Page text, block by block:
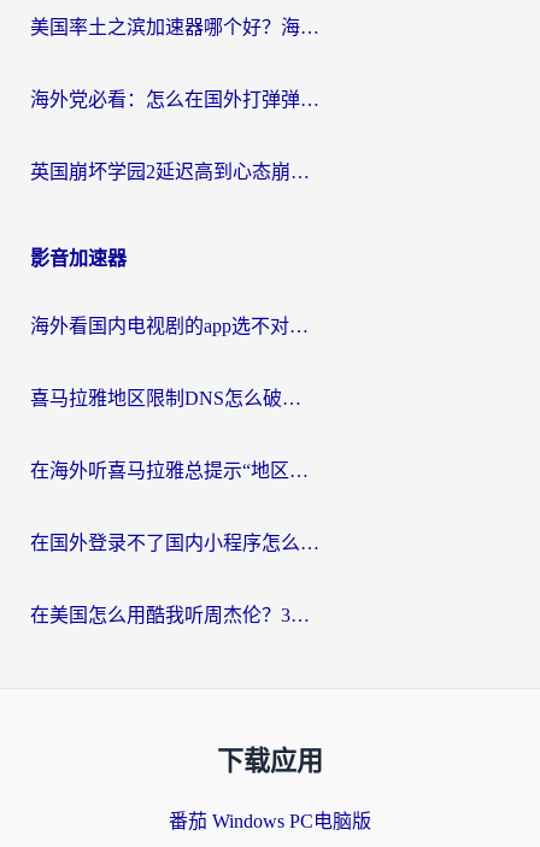
美国率土之滨加速器哪个好？海外党国服游戏畅玩终极指南（附多游戏解决方案）
海外党必看：怎么在国外打弹弹堂不卡？番茄加速器亲测指南
英国崩坏学园2延迟高到心态崩？海外党国服游戏加速终极指南
影音加速器
海外看国内电视剧的app选不对？这份回国加速器避坑指南帮你流畅追剧
喜马拉雅地区限制DNS怎么破？海外党听国内音乐听书的终极解决方案
在海外听喜马拉雅总提示“地区限制”？3步轻松解除+听国内音乐全攻略
在国外登录不了国内小程序怎么办？选对回国加速器，轻松解锁国内资源
在美国怎么用酷我听周杰伦？3步搞定海外听歌难题
下载应用
番茄 Windows PC电脑版